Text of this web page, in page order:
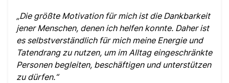
Die größte Motivation für mich ist die Dankbarkeit
jener Menschen, denen ich helfen konnte. Daher ist
es selbstverständlich für mich meine Energie und
Tatendrang zu nutzen, um im Alltag eingeschränkte
Personen begleiten, beschäftigen und unterstützen
zu dürfen.